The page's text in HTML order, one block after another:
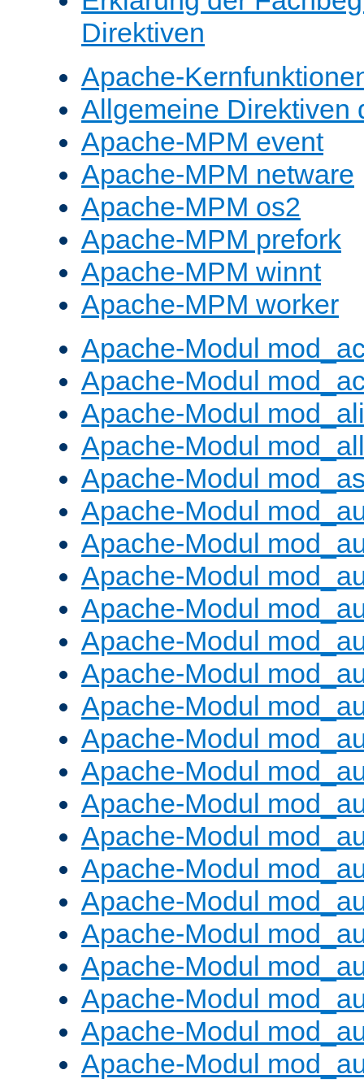
Direktiven
Apache-
Allgemeine Direktiven
Apache-MPM event
Apache-MPM netware
Apache-MPM os2
Apache-MPM prefork
Apache-MPM winnt
Apache-MPM worker
Apache-Modul
Apache-Modul
Apache-Modul
Apache-Modul
Apache-Modul
Apache-Modul
Apache-Modul
Apache-Modul
Apache-Modul
Apache-Modul
Apache-Modul
Apache-Modul
Apache-Modul
Apache-Modul
Apache-Modul
Apache-Modul
Apache-Modul
Apache-Modul
Apache-Modul
Apache-Modul
Apache-Modul
Apache-Modul
Apache-Modul